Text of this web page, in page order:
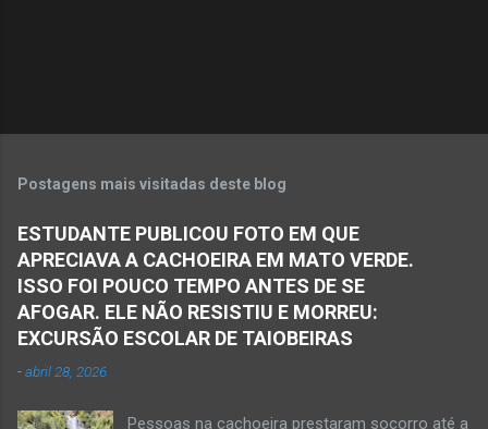
Postagens mais visitadas deste blog
ESTUDANTE PUBLICOU FOTO EM QUE
APRECIAVA A CACHOEIRA EM MATO VERDE.
ISSO FOI POUCO TEMPO ANTES DE SE
AFOGAR. ELE NÃO RESISTIU E MORREU:
EXCURSÃO ESCOLAR DE TAIOBEIRAS
-abril 28, 2026
Pessoas na cachoeira prestaram socorro até a